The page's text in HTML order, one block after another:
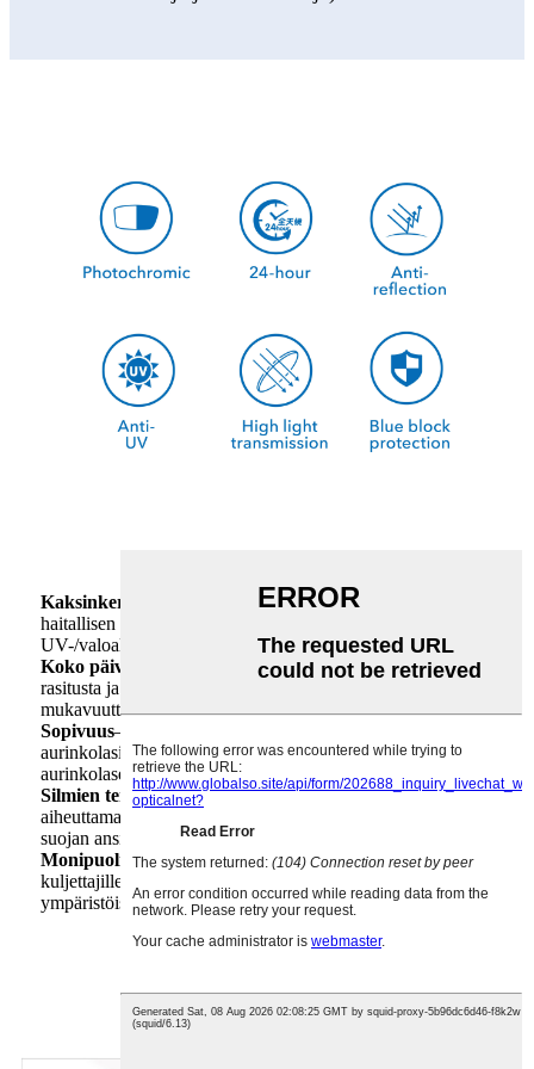
Kaksinkertainen suojaus
– Estää näytöiltä tulevan
haitallisen sinisen valon ja mukautuu samalla
UV-/valoaltistukseen (tummentuu ulkona, kirkastuu sisällä).
Koko päivän mukavuutta
– Vähentää digitaalista silmien
rasitusta ja heijastuksia, mikä parantaa visuaalista
mukavuutta vaihtelevissa valaistusolosuhteissa.
Sopivuus– Yhdistää sinisen valon suodatuksen ja
aurinkolasitoiminnot samassa linssissä, joten useita
aurinkolaseja ei tarvita.
Silmien terveyden tuki– Minimoi sinisen valon
aiheuttamaa väsymystä ja mahdollisia unihäiriöitä UV-
suojan ansiosta.
Monipuolisuus – Ihanteellinen digitaalisille käyttäjille,
kuljettajille ja ulkoilun harrastajille, jotka siirtyvät usein eri
ympäristöistä toiseen.
Pakkaus ja toimitus